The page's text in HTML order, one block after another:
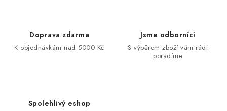
Doprava zdarma
K objednávkám nad 5000 Kč
Jsme odborníci
S výběrem zboží vám rádi
poradíme
Spolehlivý eshop